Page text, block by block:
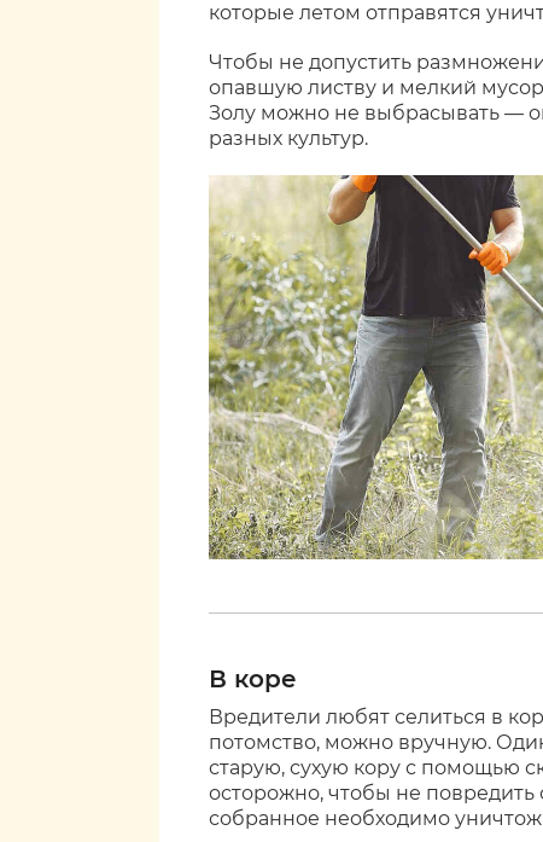
которые летом отправятся
Чтобы не допустить
опавшую листву и мелкий
Золу можно не выбрасывать —
разных культур.
В коре
Вредители любят селиться в
потомство, можно вручную.
старую, сухую кору с помощью
осторожно, чтобы не
собранное необходимо